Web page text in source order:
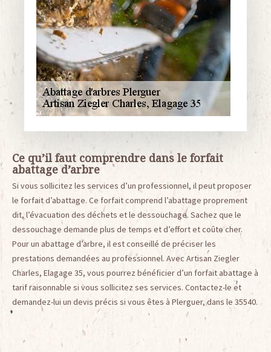
Ce qu’il faut comprendre dans le forfait
abattage d’arbre
Si vous sollicitez les services d’un professionnel, il peut proposer
le forfait d’abattage. Ce forfait comprend l’abattage proprement
dit, l’évacuation des déchets et le dessouchage. Sachez que le
dessouchage demande plus de temps et d’effort et coûte cher.
Pour un abattage d’arbre, il est conseillé de préciser les
prestations demandées au professionnel. Avec Artisan Ziegler
Charles, Elagage 35, vous pourrez bénéficier d’un forfait abattage à
tarif raisonnable si vous sollicitez ses services. Contactez-le et
demandez-lui un devis précis si vous êtes à Plerguer, dans le 35540.